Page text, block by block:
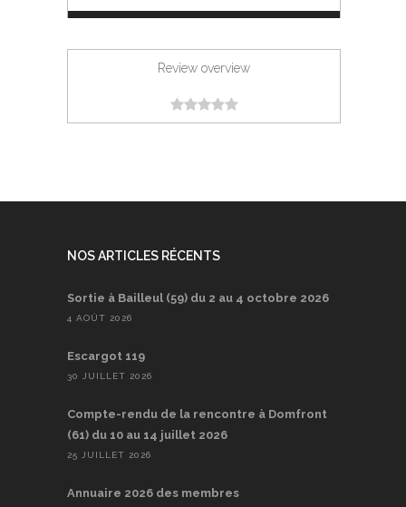
Review overview
NOS ARTICLES RÉCENTS
Sortie à Bailleul (59) du 2 au 4 octobre 2026
4 AOÛT 2026
Escargot 119
30 JUILLET 2026
Compte-rendu de la rencontre à Domfront
(61) du 10 au 14 juillet 2026
25 JUILLET 2026
Annuaire 2026 des membres